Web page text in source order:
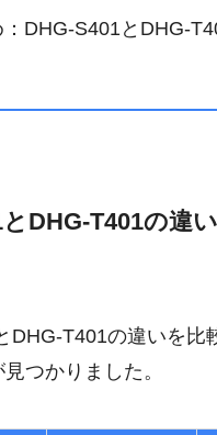
：DHG-S401とDHG-
DHG-T401の違
DHG-T401の違いを比
つかりました。